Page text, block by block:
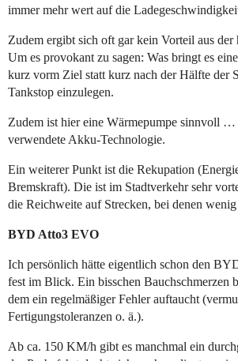
immer mehr wert auf die
Zudem ergibt sich oft gar kein Vorteil aus der
Um es provokant zu sagen: Was bringt es
kurz vorm Ziel statt kurz nach der Hälfte der
Tankstop einzulegen.
Zudem ist hier eine Wärmepumpe sinnvoll …
verwendete Akku-Technologie.
Ein weiterer Punkt ist die Rekupation
Bremskraft). Die ist im Stadtverkehr sehr
die Reichweite auf Strecken, bei denen
BYD Atto3 EVO
Ich persönlich hätte eigentlich schon den
fest im Blick. Ein bisschen Bauchschmerzen
dem ein regelmäßiger Fehler auftaucht
Fertigungstoleranzen o. ä.).
Ab ca. 150 KM/h gibt es manchmal ein